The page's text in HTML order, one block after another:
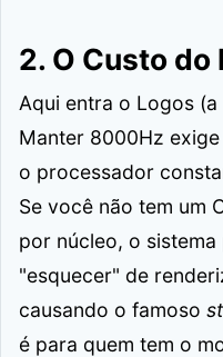
2. O Custo
Aqui entra o Logos
Manter 8000Hz
o processador
Se você não tem um
por núcleo, o
"esquecer" de
causando o famoso
é para quem tem o